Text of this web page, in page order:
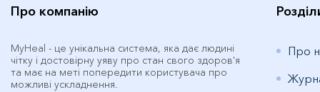
Про компанію
MyHeal - це унікальна система, яка дає людині
чітку і достовірну уяву про стан свого здоров'я
та має на меті попередити користувача про
можливі ускладнення.
Про